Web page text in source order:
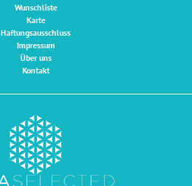
Wunschliste
Karte
Haftungsausschluss
Impressum
Über uns
Kontakt